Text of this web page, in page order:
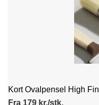
Kort Ovalpensel High
Fra 179 kr./stk.